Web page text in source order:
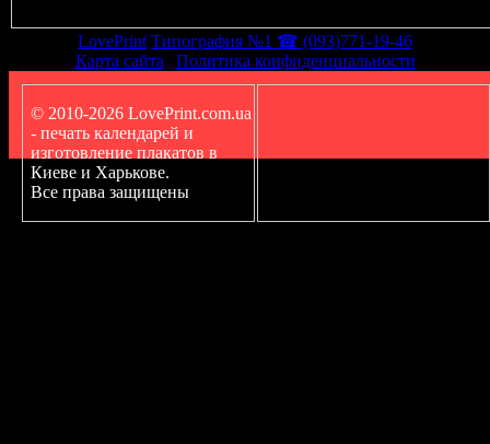
LovePrint Типография №1 ☎ (093)771-19-46
Карта сайта
Политика конфиденциальности
© 2010-2026 LovePrint.com.ua
- печать календарей и
изготовление плакатов в
Киеве и Харькове.
Все права защищены